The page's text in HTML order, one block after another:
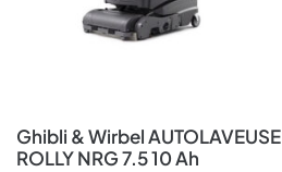
Ghibli & Wirbel AUTOLAVEUSE
ROLLY NRG 7.5 10 Ah